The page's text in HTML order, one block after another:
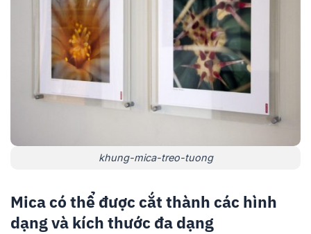
khung-mica-treo-tuong
Mica có thể được cắt thành các hình
dạng và kích thước đa dạng